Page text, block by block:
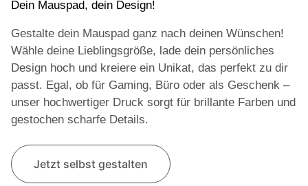
Dein Mauspad, dein Design!
Gestalte dein Mauspad ganz nach deinen Wünschen!
Wähle deine Lieblingsgröße, lade dein persönliches
Design hoch und kreiere ein Unikat, das perfekt zu dir
passt. Egal, ob für Gaming, Büro oder als Geschenk –
unser hochwertiger Druck sorgt für brillante Farben und
gestochen scharfe Details.
Jetzt selbst gestalten